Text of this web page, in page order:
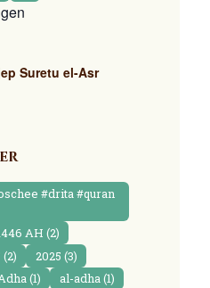
Suretu el-Asr
#drita #quran
AH (2)
(2) 2025 (3)
(1) al-adha(1)